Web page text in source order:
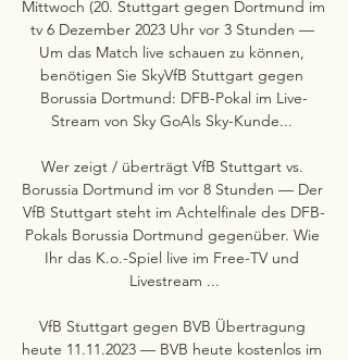
Mittwoch (20. Stuttgart gegen Dortmund im
tv 6 Dezember 2023 Uhr vor 3 Stunden —
Um das Match live schauen zu können,
benötigen Sie SkyVfB Stuttgart gegen
Borussia Dortmund: DFB-Pokal im Live-
Stream von Sky GoAls Sky-Kunde...
Wer zeigt / überträgt VfB Stuttgart vs.
Borussia Dortmund im vor 8 Stunden — Der
VfB Stuttgart steht im Achtelfinale des DFB-
Pokals Borussia Dortmund gegenüber. Wie
Ihr das K.o.-Spiel live im Free-TV und
Livestream ...
VfB Stuttgart gegen BVB Übertragung
heute 11.11.2023 — BVB heute kostenlos im